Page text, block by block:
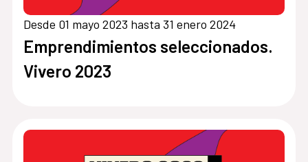
Desde 01 mayo 2023 hasta 31 enero 2024
Emprendimientos seleccionados.
Vivero 2023